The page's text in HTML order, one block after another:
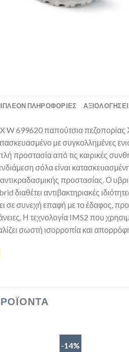
ΠΛΗΡΟΦΟΡΊΕΣ
W 699620 παπούτσια πεζοπορίας
με συγκολλημένες
προστασία από τις καιρικές
σόλα είναι
προστασίας. Ο
διαθέτει αντιβακτηριακές
σε συνεχή επαφή με το έδαφος,
Η τεχνολογία IMS2 που
σωστή ισορροπία και
-14%